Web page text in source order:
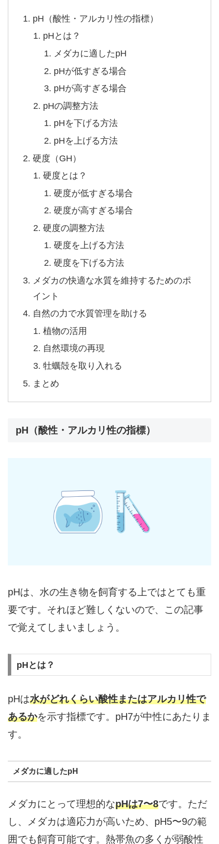
pH（酸性・アルカリ性の指標）
pHとは？
メダカに適したpH
pHが低すぎる場合
pHが高すぎる場合
pHの調整方法
pHを下げる方法
pHを上げる方法
硬度（GH）
硬度とは？
硬度が低すぎる場合
硬度が高すぎる場合
硬度の調整方法
硬度を上げる方法
硬度を下げる方法
メダカの快適な水質を維持するためのポ
イント
自然の力で水質管理を助ける
植物の活用
自然環境の再現
牡蠣殻を取り入れる
まとめ
pH（酸性・アルカリ性の指標）
pHは、水の生き物を飼育する上ではとても重
要です。それほど難しくないので、この記事
で覚えてしまいましょう。
pHとは？
pHは水がどれくらい酸性またはアルカリ性で
あるかを示す指標です。pH7が中性にあたりま
す。
メダカに適したpH
メダカにとって理想的なpHは7〜8です。ただ
し、メダカは適応力が高いため、pH5〜9の範
囲でも飼育可能です。熱帯魚の多くが弱酸性